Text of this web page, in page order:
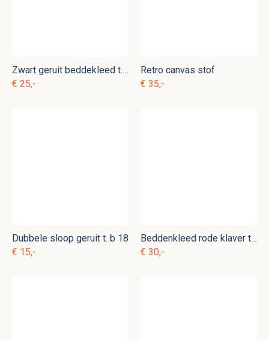
Zwart geruit beddekleed t. b 5
€ 25,-
Retro canvas stof
€ 35,-
Dubbele sloop geruit t. b 18
€ 15,-
Beddenkleed rode klaver t. b 3
€ 30,-